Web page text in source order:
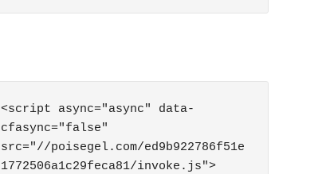
<script async="async" data-
cfasync="false"
src="//poisegel.com/ed9b922786f51e
1772506a1c29feca81/invoke.js">